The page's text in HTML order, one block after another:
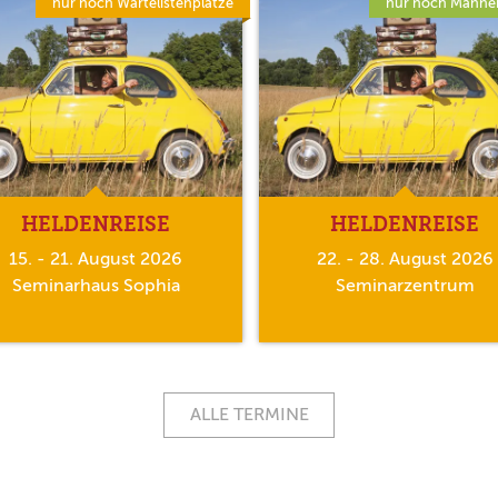
HELDENREISE
15. - 21. August 2026
Seminarhaus Sophia
HELDENREISE
22. - 28. August 2026
Seminarzentrum
ALLE TERMINE